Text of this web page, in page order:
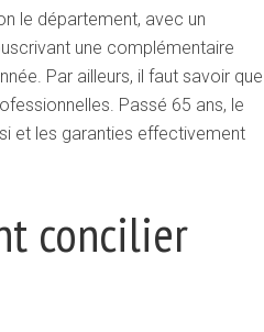
le département, avec un
une complémentaire
Par ailleurs, il faut savoir que
Passé 65 ans, le
et les garanties effectivement
concilier